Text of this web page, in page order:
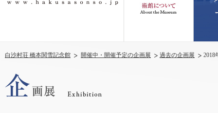
白沙村荘 橋本関雪記念館 開催中・開催予定の企画展 過去の企画展 2018